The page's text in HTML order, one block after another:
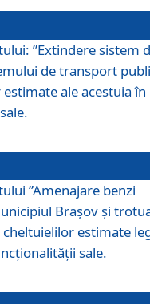
”Extindere sistem
de transport
ale acestuia în
”Amenajare benzi
Brașov şi
cheltuielilor estimate
sale.